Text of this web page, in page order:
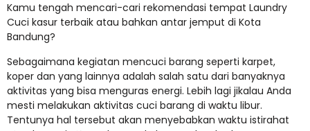
Kamu tengah mencari-cari rekomendasi tempat Laundry
Cuci kasur terbaik atau bahkan antar jemput di Kota
Bandung?
Sebagaimana kegiatan mencuci barang seperti karpet,
koper dan yang lainnya adalah salah satu dari banyaknya
aktivitas yang bisa menguras energi. Lebih lagi jikalau Anda
mesti melakukan aktivitas cuci barang di waktu libur.
Tentunya hal tersebut akan menyebabkan waktu istirahat